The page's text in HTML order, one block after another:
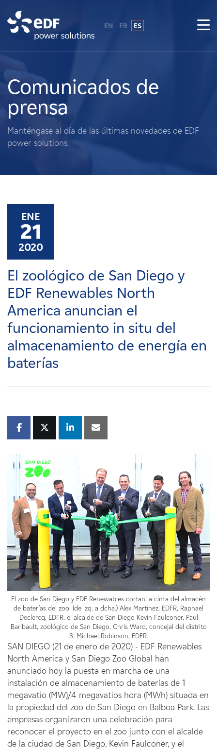
Sobre nosotros
Qué hacemos
Terratenientes
Carreras
Noticias
Contacte con
Afiliados
EN FR ES
Comunicados de
prensa
Manténgase al día de las últimas novedades de EDF
power solutions.
ENE
21
2020
El zoológico de San Diego y
EDF Renewables North
America anuncian el
funcionamiento in situ del
almacenamiento de energía en
baterías
El zoo de San Diego y EDF Renewables cortan la cinta del almacén
de baterías del zoo. (de izq. a dcha.) Alex Martínez, EDFR, Raphael
Declercq, EDFR, el alcalde de San Diego Kevin Faulconer, Paul
Baribault, zoológico de San Diego, Chris Ward, concejal del distrito
3, Michael Robinson, EDFR.
SAN DIEGO (21 de enero de 2020) - EDF Renewables
North America y San Diego Zoo Global han
anunciado hoy la puesta en marcha de una
instalación de almacenamiento de baterías de 1
megavatio (MW)/4 megavatios hora (MWh) situada en
la propiedad del zoo de San Diego en Balboa Park. Las
empresas organizaron una celebración para
reconocer el proyecto en el zoo junto con el alcalde
de la ciudad de San Diego, Kevin Faulconer, y el